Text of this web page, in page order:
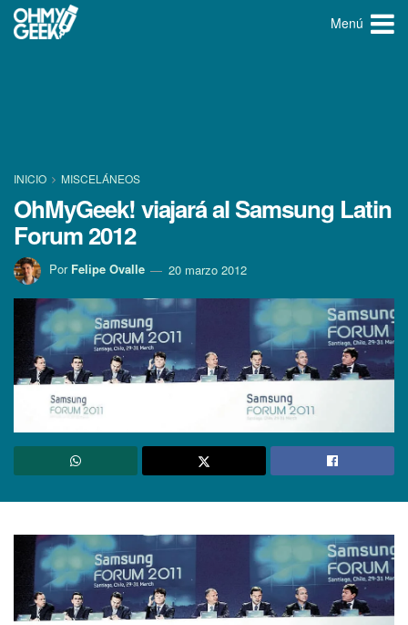
Menú
INICIO MISCELÁNEOS
OhMyGeek! viajará al Samsung Latin
Forum 2012
Por Felipe Ovalle 20 marzo 2012